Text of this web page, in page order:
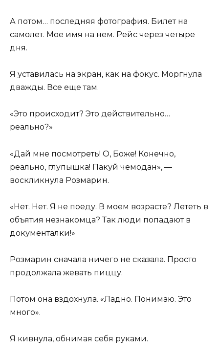
А потом… последняя фотография. Билет на
самолет. Мое имя на нем. Рейс через четыре
дня.
Я уставилась на экран, как на фокус. Моргнула
дважды. Все еще там.
«Это происходит? Это действительно…
реально?»
«Дай мне посмотреть! О, Боже! Конечно,
реально, глупышка! Пакуй чемодан», —
воскликнула Розмарин.
«Нет. Нет. Я не поеду. В моем возрасте? Лететь в
объятия незнакомца? Так люди попадают в
документалки!»
Розмарин сначала ничего не сказала. Просто
продолжала жевать пиццу.
Потом она вздохнула. «Ладно. Понимаю. Это
много».
Я кивнула, обнимая себя руками.